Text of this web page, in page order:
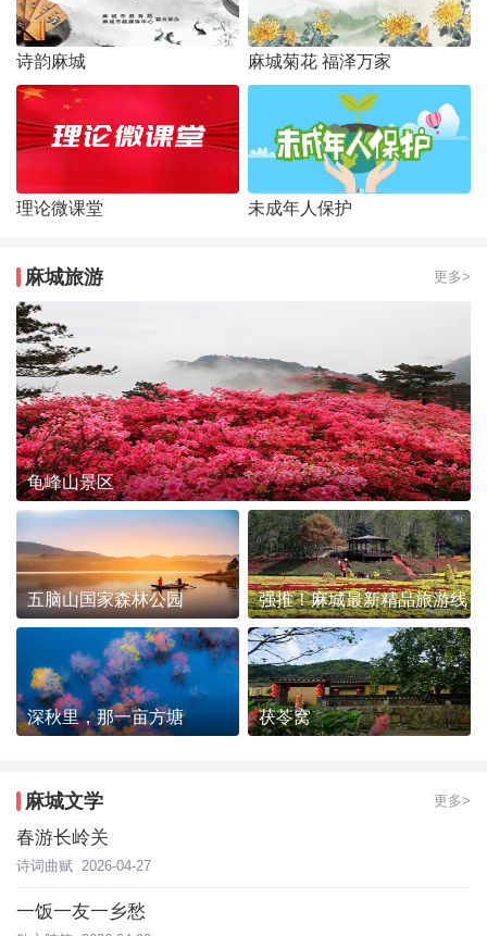
诗韵麻城 麻城菊花 福泽万家
理论微课堂 未成年人保护
麻城旅游 更多>
龟峰山景区
五脑山国家森林公园 强推！麻城最新精品旅游线
路发布~
深秋里，那一亩方塘 茯苓窝
麻城文学 更多>
春游长岭关
诗词曲赋 2026-04-27
一饭一友一乡愁